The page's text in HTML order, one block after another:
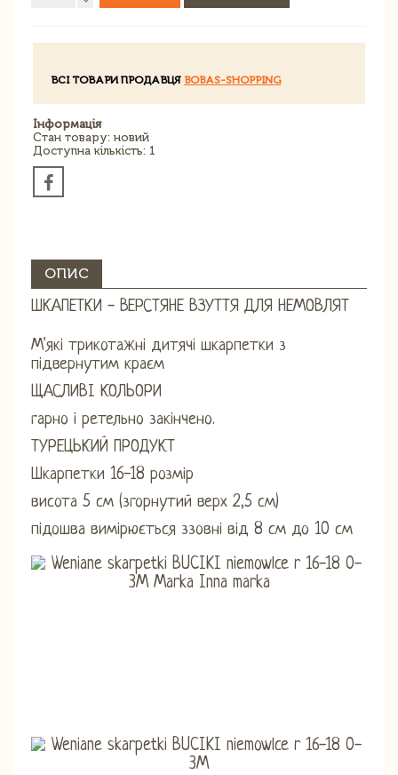
ВСІ ТОВАРИ ПРОДАВЦЯ BOBAS-SHOPPING
Інформація
Стан товару: новий
Доступна кількість: 1
ОПИС
ШКАПЕТКИ - ВЕРСТЯНЕ ВЗУТТЯ ДЛЯ НЕМОВЛЯТ
М'які трикотажні дитячі шкарпетки з
підвернутим краєм
ЩАСЛИВІ КОЛЬОРИ
гарно і ретельно закінчено.
ТУРЕЦЬКИЙ ПРОДУКТ
Шкарпетки 16-18 розмір
висота 5 см (згорнутий верх 2,5 см)
підошва вимірюється ззовні від 8 см до 10 см